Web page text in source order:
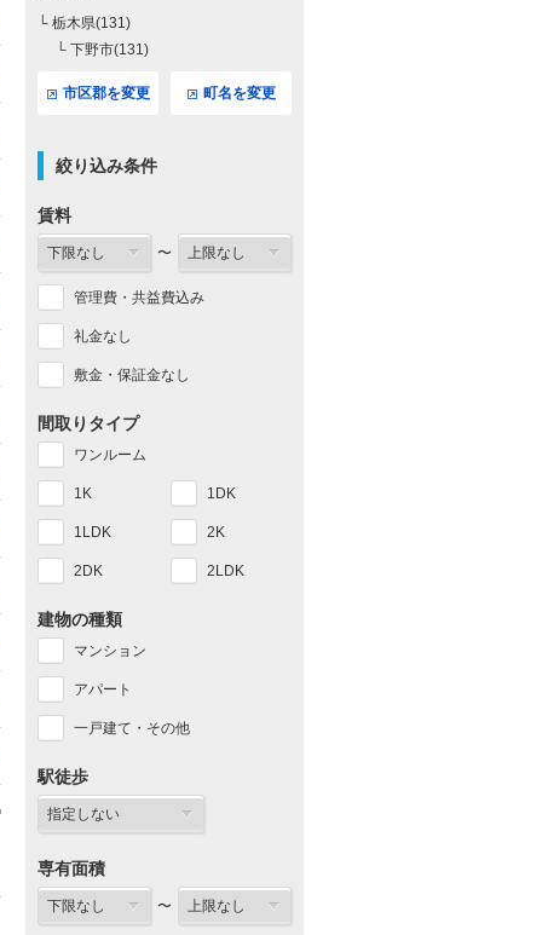
└ 栃木県(131)
└ 下野市(131)
市区郡を変更 町名を変更
絞り込み条件
賃料
〜
管理費・共益費込み
礼金なし
敷金・保証金なし
間取りタイプ
ワンルーム
1K 1DK
1LDK 2K
2DK 2LDK
建物の種類
マンション
アパート
一戸建て・その他
駅徒歩
専有面積
〜